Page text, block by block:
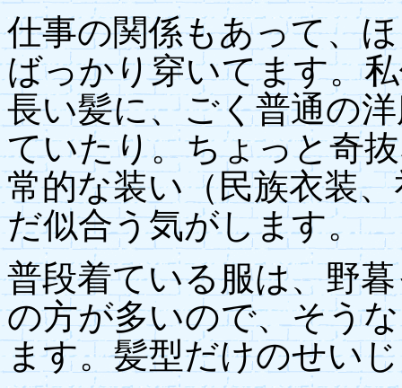
仕事の関係もあって、
ばっかり穿いてます。
長い髪に、ごく普通の
ていたり。ちょっと奇
常的な装い（民族衣装
だ似合う気がします。
普段着ている服は、野
の方が多いので、そう
ます。髪型だけのせい